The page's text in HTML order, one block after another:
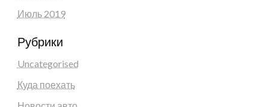
Июль 2019
Рубрики
Uncategorised
Куда поехать